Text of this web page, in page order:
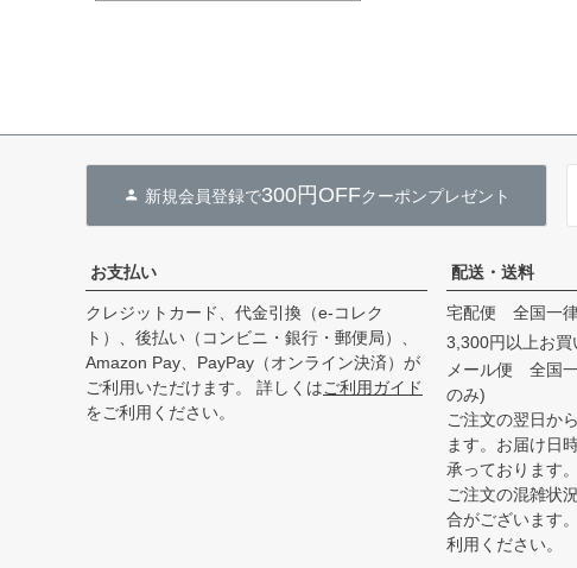
新規会員登録で300円OFFクーポンプレゼント
お支払い
クレジットカード、代金引換（e-コレク
ト）、後払い（コンビニ・銀行・郵便局）、
Amazon Pay、PayPay（オンライン決済）が
ご利用いただけます。 詳しくはご利用ガイド
をご利用ください。
配送・送料
宅配便 全国一
3,300円以上お買
メール便 全国
のみ)
ご注文の翌日か
ます。お届け日
承っております。
ご注文の混雑状
合がございます
利用ください。